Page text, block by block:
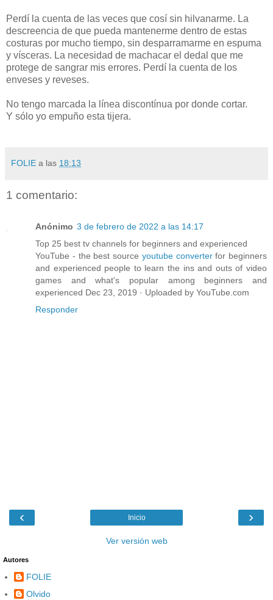
Perdí la cuenta de las veces que cosí sin hilvanarme. La
descreencia de que pueda mantenerme dentro de estas
costuras por mucho tiempo, sin desparramarme en espuma
y vísceras. La necesidad de machacar el dedal que me
protege de sangrar mis errores. Perdí la cuenta de los
enveses y reveses.
No tengo marcada la línea discontínua por donde cortar.
Y sólo yo empuño esta tijera.
FOLIE a las 18:13
1 comentario:
Anónimo 3 de febrero de 2022 a las 14:17
Top 25 best tv channels for beginners and experienced
YouTube - the best source youtube converterfor beginners
and experienced people to learn the ins and outs of video
games and what's popular among beginners and
experienced Dec 23, 2019 · Uploaded by YouTube.com
Responder
‹ ›
Inicio
Ver versión web
Autores
FOLIE
Olvido